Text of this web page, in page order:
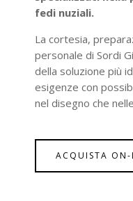
fedi nuziali.
La cortesia,
personale di Sordi
della soluzione più
esigenze con
nel disegno che
ACQUISTA ON-